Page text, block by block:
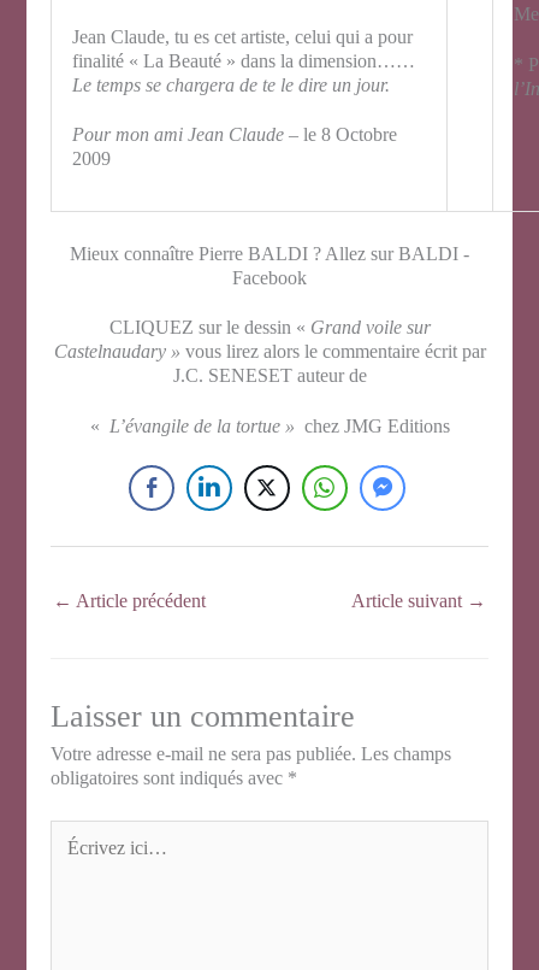
Jean Claude, tu es cet artiste, celui qui a pour
finalité « La Beauté » dans la dimension……
Le temps se chargera de te le dire un jour.
Pour mon ami Jean Claude –le 8 Octobre
2009
*
Mieux connaître Pierre BALDI ? Allez sur BALDI -
Facebook
CLIQUEZ sur le dessin « Grand voile sur
Castelnaudary » vous lirez alors le commentaire écrit par
J.C. SENESET auteur de
« L’évangile de la tortue » chez JMG Editions
← Article précédent Article suivant →
Laisser un commentaire
Votre adresse e-mail ne sera pas publiée. Les champs
obligatoires sont indiqués avec *
Écrivez
ici…